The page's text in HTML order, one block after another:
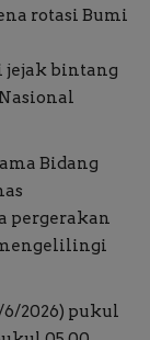
rotasi Bumi
jejak bintang
Bidang
pergerakan
2026) pukul